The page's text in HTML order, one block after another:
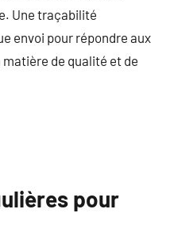
Une traçabilité
envoi pour répondre aux
de qualité et de
pour